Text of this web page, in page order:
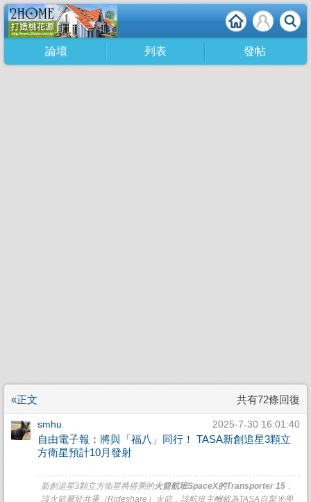
論壇 列表 發帖
«正文 共有72條回復
smhu 2025-7-30 16:01:40
自由電子報：將與「福八」同行！ TASA新創追星3顆立
方衛星預計10月發射
新創追星3顆立方衛星將搭乘的火箭航班SpaceX的Transporter 15 ，
該火箭屬於共乘（Rideshare）火箭，該航班主酬載為TASA自製光學